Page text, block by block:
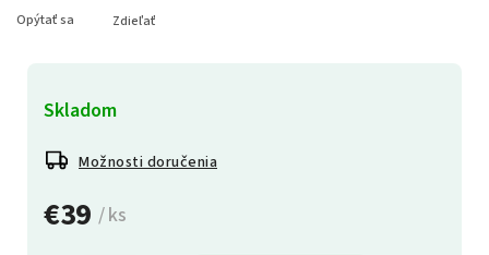
€39 / ks
Skladom
Možnosti doručenia
Opýtať sa Zdieľať